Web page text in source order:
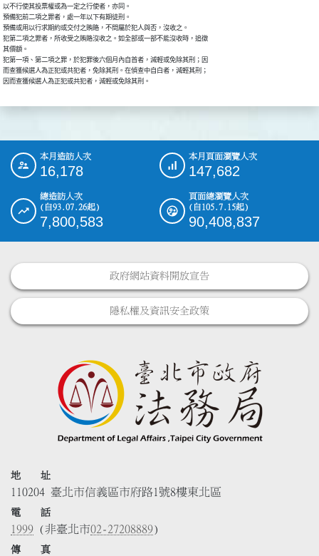
以不行使其投票權或為一定之行使者，亦同。
預備犯前二項之罪者，處一年以下有期徒刑。
預備或用以行求期約或交付之賄賂，不問屬於犯人與否，沒收之。
犯第二項之罪者，所收受之賄賂沒收之。如全部或一部不能沒收時，追徵
其價額。
犯第一項、第二項之罪，於犯罪後六個月內自首者，減輕或免除其刑；因
而查獲候選人為正犯或共犯者，免除其刑。在偵查中自白者，減輕其刑；
因而查獲候選人為正犯或共犯者，減輕或免除其刑。
::: 本月造訪人次
16,178
本月頁面瀏覽人次
147,682
總造訪人次
(自93.07.26起)
7,800,583
頁面總瀏覽人次
(自105.7.15起)
90,408,837
政府網站資料開放宣告
隱私權及資訊安全政策
地 址
110204 臺北市信義區市府路1號8樓東北區
電 話
1999 (非臺北市02-27208889)
傳 真